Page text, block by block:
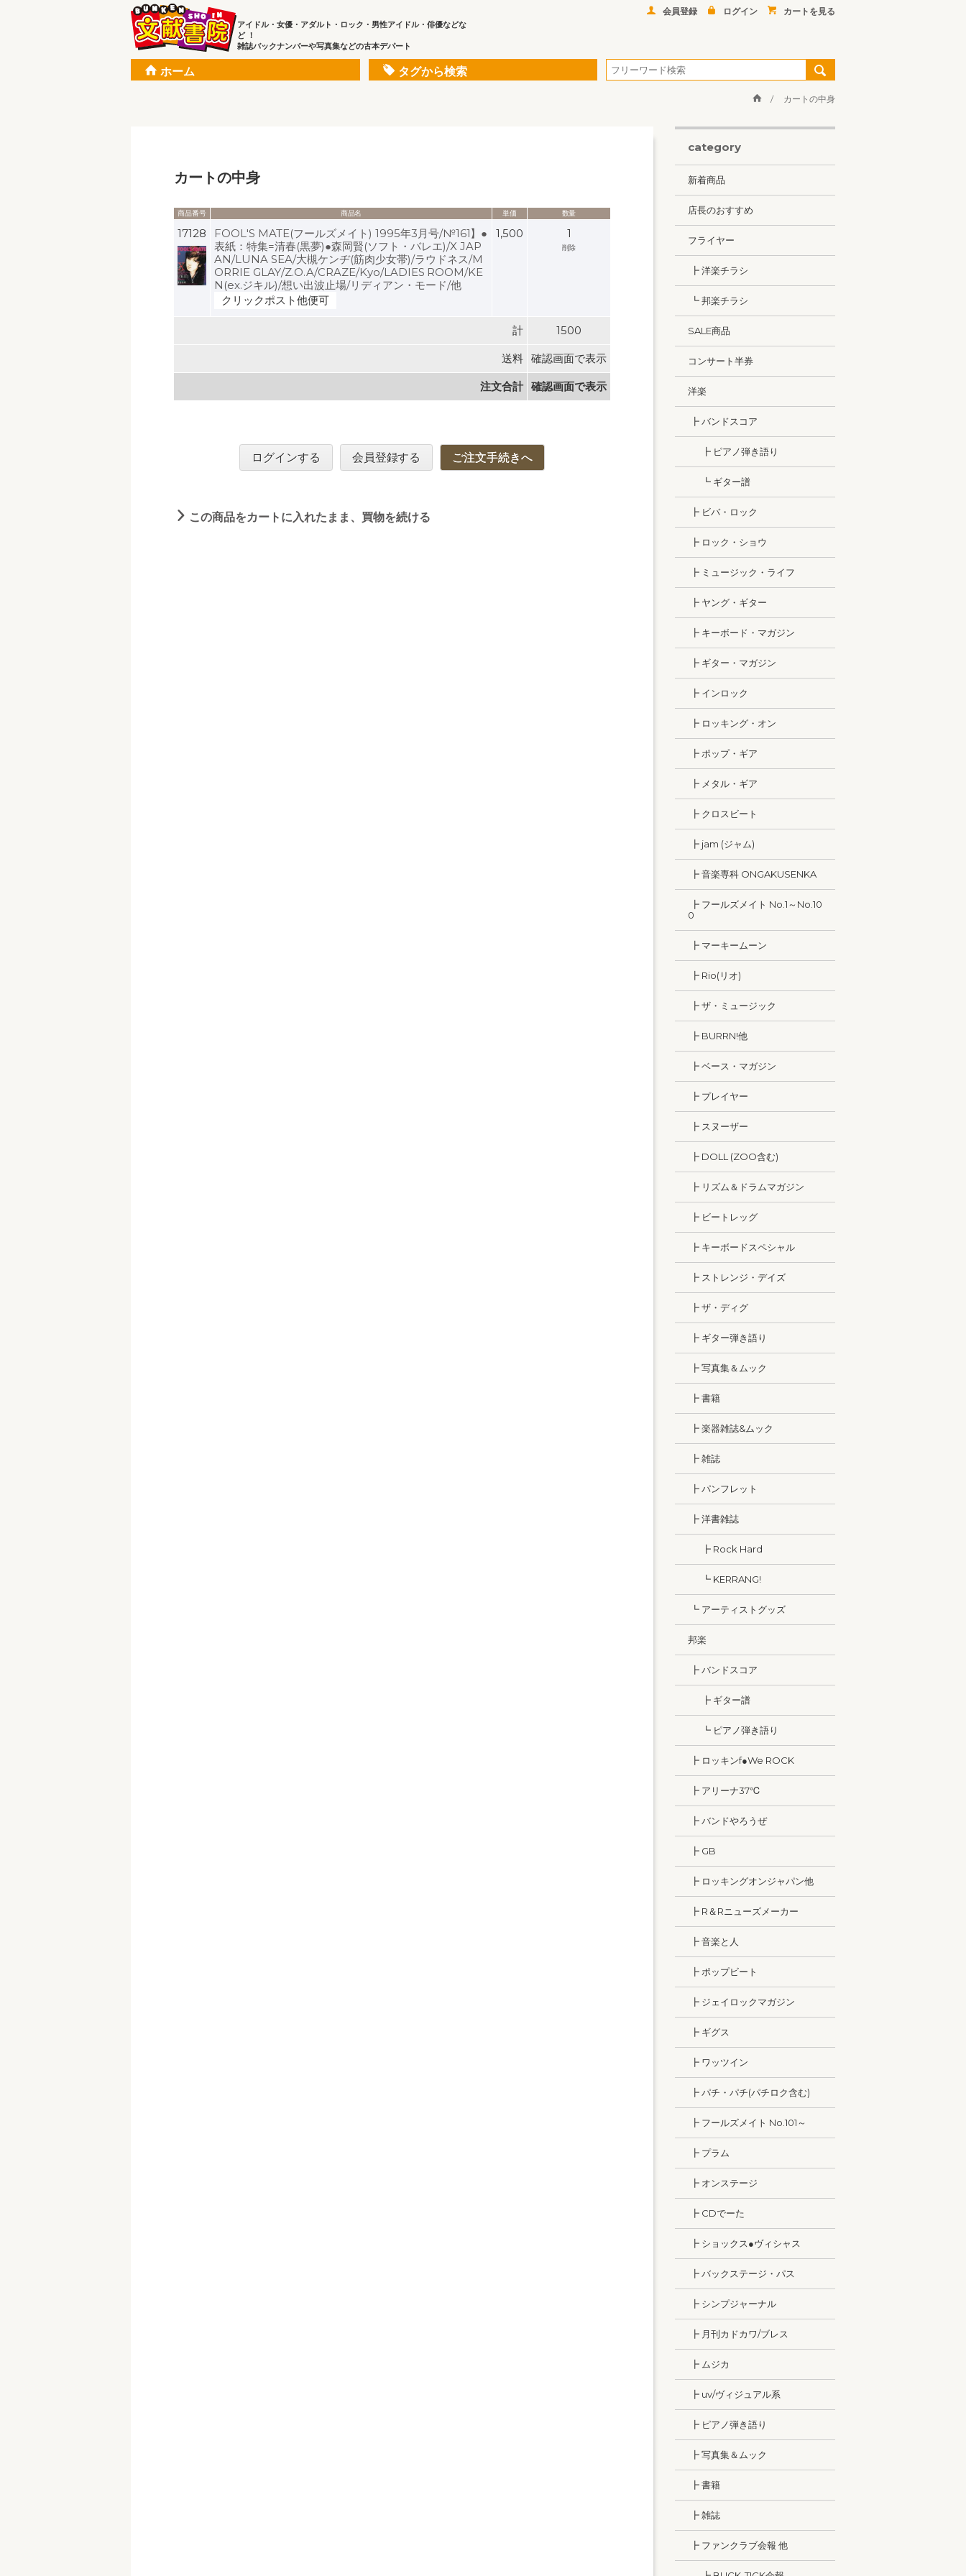
アイドル・女優・アダルト・ロック・男性アイドル・俳優などな
ど ！
雑誌バックナンバーや写真集などの古本デパート
会員登録 ログイン カートを見る
ホーム タグから検索
カートの中身
カートの中身
商品番号 商品名 単価 数量
17128
FOOL'S MATE(フールズメイト) 1995年3月号/№161】●
表紙：特集=清春(黒夢)●森岡賢(ソフト・バレエ)/X JAP
AN/LUNA SEA/大槻ケンヂ(筋肉少女帯)/ラウドネス/M
ORRIE GLAY/Z.O.A/CRAZE/Kyo/LADIES ROOM/KE
N(ex.ジキル)/想い出波止場/リディアン・モード/他
クリックポスト他便可
1,500 1
削除
計 1500
送料 確認画面で表示
注文合計 確認画面で表示
ログインする 会員登録する ご注文手続きへ
この商品をカートに入れたまま、買物を続ける
category
新着商品
店長のおすすめ
フライヤー
┣ 洋楽チラシ
┗ 邦楽チラシ
SALE商品
コンサート半券
洋楽
┣ バンドスコア
┣ ピアノ弾き語り
┗ ギター譜
┣ ビバ・ロック
┣ ロック・ショウ
┣ ミュージック・ライフ
┣ ヤング・ギター
┣ キーボード・マガジン
┣ ギター・マガジン
┣ インロック
┣ ロッキング・オン
┣ ポップ・ギア
┣ メタル・ギア
┣ クロスビート
┣ jam (ジャム)
┣ 音楽専科 ONGAKUSENKA
┣ フールズメイト No.1～No.10
0
┣ マーキームーン
┣ Rio(リオ)
┣ ザ・ミュージック
┣ BURRN!他
┣ ベース・マガジン
┣ プレイヤー
┣ スヌーザー
┣ DOLL (ZOO含む)
┣ リズム＆ドラムマガジン
┣ ビートレッグ
┣ キーボードスペシャル
┣ ストレンジ・デイズ
┣ ザ・ディグ
┣ ギター弾き語り
┣ 写真集＆ムック
┣ 書籍
┣ 楽器雑誌&ムック
┣ 雑誌
┣ パンフレット
┣ 洋書雑誌
┣ Rock Hard
┗ KERRANG!
┗ アーティストグッズ
邦楽
┣ バンドスコア
┣ ギター譜
┗ ピアノ弾き語り
┣ ロッキンf●We ROCK
┣ アリーナ37℃
┣ バンドやろうぜ
┣ GB
┣ ロッキングオンジャパン他
┣ R＆Rニューズメーカー
┣ 音楽と人
┣ ポップビート
┣ ジェイロックマガジン
┣ ギグス
┣ ワッツイン
┣ パチ・パチ(パチロク含む)
┣ フールズメイト No.101～
┣ プラム
┣ オンステージ
┣ CDでーた
┣ ショックス●ヴィシャス
┣ バックステージ・パス
┣ シンプジャーナル
┣ 月刊カドカワ/ブレス
┣ ムジカ
┣ uv/ヴィジュアル系
┣ ピアノ弾き語り
┣ 写真集＆ムック
┣ 書籍
┣ 雑誌
┣ ファンクラブ会報 他